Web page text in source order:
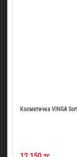
Косметичка VINGA